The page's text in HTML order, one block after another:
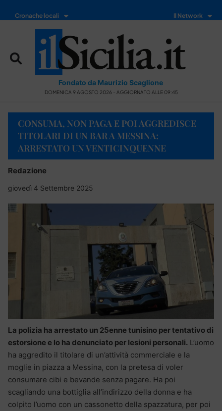
Cronache locali Il Network
Fondato da Maurizio Scaglione
DOMENICA 9 AGOSTO 2026 - AGGIORNATO ALLE 09:45
CONSUMA, NON PAGA E POI AGGREDISCE
TITOLARI DI UN BAR A MESSINA:
ARRESTATO UN VENTICINQUENNE
Redazione
giovedì 4 Settembre 2025
La polizia ha arrestato un 25enne tunisino per tentativo di
estorsione e lo ha denunciato per lesioni personali. L’uomo
ha aggredito il titolare di un’attività commerciale e la
moglie in piazza a Messina, con la pretesa di voler
consumare cibi e bevande senza pagare. Ha poi
scagliando una bottiglia all’indirizzo della donna e ha
colpito l’uomo con un cassonetto della spazzatura, per poi